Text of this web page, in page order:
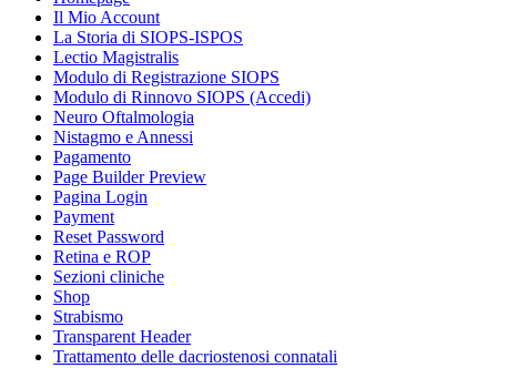
Il Mio Account
La Storia di SIOPS-ISPOS
Lectio Magistralis
Modulo di Registrazione SIOPS
Modulo di Rinnovo SIOPS (Accedi)
Neuro Oftalmologia
Nistagmo e Annessi
Pagamento
Page Builder Preview
Pagina Login
Payment
Reset Password
Retina e ROP
Sezioni cliniche
Shop
Strabismo
Transparent Header
Trattamento delle dacriostenosi connatali